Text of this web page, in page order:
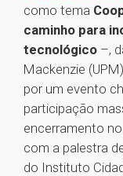
como tema
caminho para
tecnológico –,
Mackenzie
por um evento
participação
encerramento no
com a palestra
do Instituto